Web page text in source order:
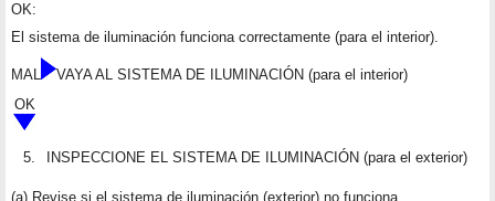
OK:
El sistema de iluminación funciona correctamente (para el interior).
MAL
VAYA AL SISTEMA DE ILUMINACIÓN (para el interior)
OK
5. INSPECCIONE EL SISTEMA DE ILUMINACIÓN (para el exterior)
(a) Revise si el sistema de iluminación (exterior) no funciona